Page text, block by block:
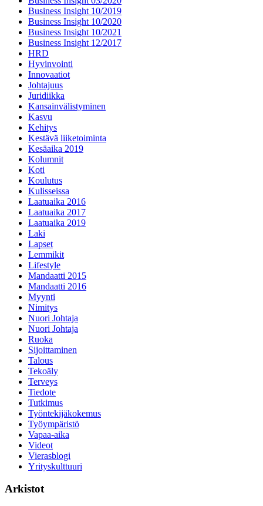
Business Insight 10/2019
Business Insight 10/2020
Business Insight 10/2021
Business Insight 12/2017
HRD
Hyvinvointi
Innovaatiot
Johtajuus
Juridiikka
Kansainvälistyminen
Kasvu
Kehitys
Kestävä liiketoiminta
Kesäaika 2019
Kolumnit
Koti
Koulutus
Kulisseissa
Laatuaika 2016
Laatuaika 2017
Laatuaika 2019
Laki
Lapset
Lemmikit
Lifestyle
Mandaatti 2015
Mandaatti 2016
Myynti
Nimitys
Nuori Johtaja
Nuori Johtaja
Ruoka
Sijoittaminen
Talous
Tekoäly
Terveys
Tiedote
Tutkimus
Työntekijäkokemus
Työympäristö
Vapaa-aika
Videot
Vierasblogi
Yrityskulttuuri
Arkistot